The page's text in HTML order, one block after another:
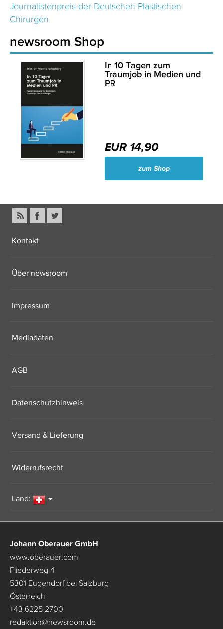
Journalistenpreis der Deutschen Plastischen
Chirurgen
newsroom Shop
In 10 Tagen zum
Traumjob in Medien und
PR
EUR 14,90
zum Shop
Kontakt
Über newsroom
Impressum
Mediadaten
AGB
Datenschutzhinweis
Versand & Lieferung
Widerrufsrecht
Land:
Johann Oberauer GmbH
www.oberauer.com
Fliederweg 4
5301 Eugendorf bei Salzburg
Österreich
+43 6225 2700
redaktion@newsroom.de